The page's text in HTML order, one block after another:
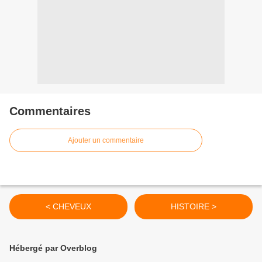
Commentaires
Ajouter un commentaire
< CHEVEUX HISTOIRE >
Hébergé par Overblog